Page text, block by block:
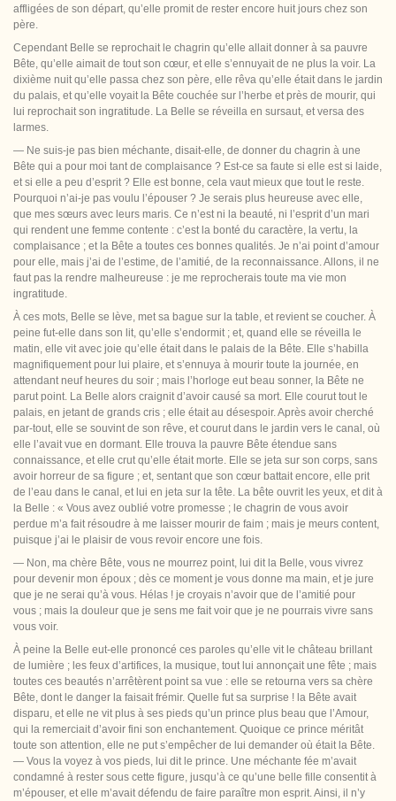
affligées de son départ, qu’elle promit de rester encore huit jours chez son
père.
Cependant Belle se reprochait le chagrin qu’elle allait donner à sa pauvre
Bête, qu’elle aimait de tout son cœur, et elle s’ennuyait de ne plus la voir. La
dixième nuit qu’elle passa chez son père, elle rêva qu’elle était dans le jardin
du palais, et qu’elle voyait la Bête couchée sur l’herbe et près de mourir, qui
lui reprochait son ingratitude. La Belle se réveilla en sursaut, et versa des
larmes.
— Ne suis-je pas bien méchante, disait-elle, de donner du chagrin à une
Bête qui a pour moi tant de complaisance ? Est-ce sa faute si elle est si laide,
et si elle a peu d’esprit ? Elle est bonne, cela vaut mieux que tout le reste.
Pourquoi n’ai-je pas voulu l’épouser ? Je serais plus heureuse avec elle,
que mes sœurs avec leurs maris. Ce n’est ni la beauté, ni l’esprit d’un mari
qui rendent une femme contente : c’est la bonté du caractère, la vertu, la
complaisance ; et la Bête a toutes ces bonnes qualités. Je n’ai point d’amour
pour elle, mais j’ai de l’estime, de l’amitié, de la reconnaissance. Allons, il ne
faut pas la rendre malheureuse : je me reprocherais toute ma vie mon
ingratitude.
À ces mots, Belle se lève, met sa bague sur la table, et revient se coucher. À
peine fut-elle dans son lit, qu’elle s’endormit ; et, quand elle se réveilla le
matin, elle vit avec joie qu’elle était dans le palais de la Bête. Elle s’habilla
magnifiquement pour lui plaire, et s’ennuya à mourir toute la journée, en
attendant neuf heures du soir ; mais l’horloge eut beau sonner, la Bête ne
parut point. La Belle alors craignit d’avoir causé sa mort. Elle courut tout le
palais, en jetant de grands cris ; elle était au désespoir. Après avoir cherché
par-tout, elle se souvint de son rêve, et courut dans le jardin vers le canal, où
elle l’avait vue en dormant. Elle trouva la pauvre Bête étendue sans
connaissance, et elle crut qu’elle était morte. Elle se jeta sur son corps, sans
avoir horreur de sa figure ; et, sentant que son cœur battait encore, elle prit
de l’eau dans le canal, et lui en jeta sur la tête. La bête ouvrit les yeux, et dit à
la Belle : « Vous avez oublié votre promesse ; le chagrin de vous avoir
perdue m’a fait résoudre à me laisser mourir de faim ; mais je meurs content,
puisque j’ai le plaisir de vous revoir encore une fois.
— Non, ma chère Bête, vous ne mourrez point, lui dit la Belle, vous vivrez
pour devenir mon époux ; dès ce moment je vous donne ma main, et je jure
que je ne serai qu’à vous. Hélas ! je croyais n’avoir que de l’amitié pour
vous ; mais la douleur que je sens me fait voir que je ne pourrais vivre sans
vous voir.
À peine la Belle eut-elle prononcé ces paroles qu’elle vit le château brillant
de lumière ; les feux d’artifices, la musique, tout lui annonçait une fête ; mais
toutes ces beautés n’arrêtèrent point sa vue : elle se retourna vers sa chère
Bête, dont le danger la faisait frémir. Quelle fut sa surprise ! la Bête avait
disparu, et elle ne vit plus à ses pieds qu’un prince plus beau que l’Amour,
qui la remerciait d’avoir fini son enchantement. Quoique ce prince méritât
toute son attention, elle ne put s’empêcher de lui demander où était la Bête.
— Vous la voyez à vos pieds, lui dit le prince. Une méchante fée m’avait
condamné à rester sous cette figure, jusqu’à ce qu’une belle fille consentit à
m’épouser, et elle m’avait défendu de faire paraître mon esprit. Ainsi, il n’y